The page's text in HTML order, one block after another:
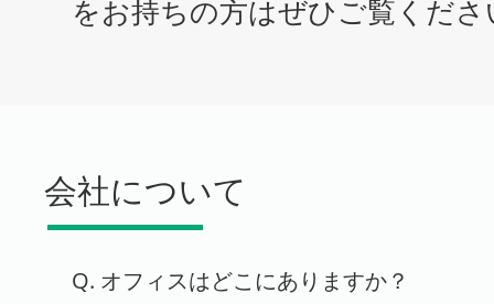
をお持ちの方はぜひご覧くださ
会社について
Q. オフィスはどこにありますか？